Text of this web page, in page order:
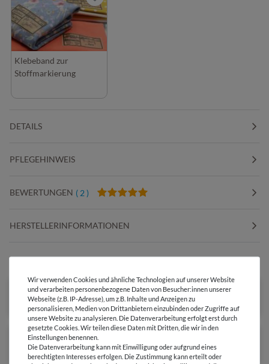
Klebeband zur
Stoffmarkierung
DETAILS
PFLEGEHINWEIS
BEWERTUNGEN ( 2 )
HERSTELLERINFORMATIONEN
DIESER STOFF IN ANDEREN FARBEN
Wir verwenden Cookies und ähnliche Technologien auf unserer Website
und verarbeiten personenbezogene Daten von Besucher:innen unserer
Webseite (z.B. IP-Adresse), um z.B. Inhalte und Anzeigen zu
personalisieren, Medien von Drittanbietern einzubinden oder Zugriffe auf
unsere Website zu analysieren. Die Datenverarbeitung erfolgt erst durch
gesetzte Cookies. Wir teilen diese Daten mit Dritten, die wir in den
Einstellungen benennen.
Die Datenverarbeitung kann mit Einwilligung oder aufgrund eines
berechtigten Interesses erfolgen. Die Zustimmung kann erteilt oder